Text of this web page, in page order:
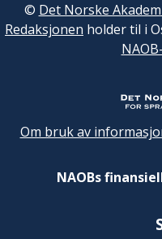
© Det Norske
Redaksjonen holder til i
Om bruk av
NAOBs